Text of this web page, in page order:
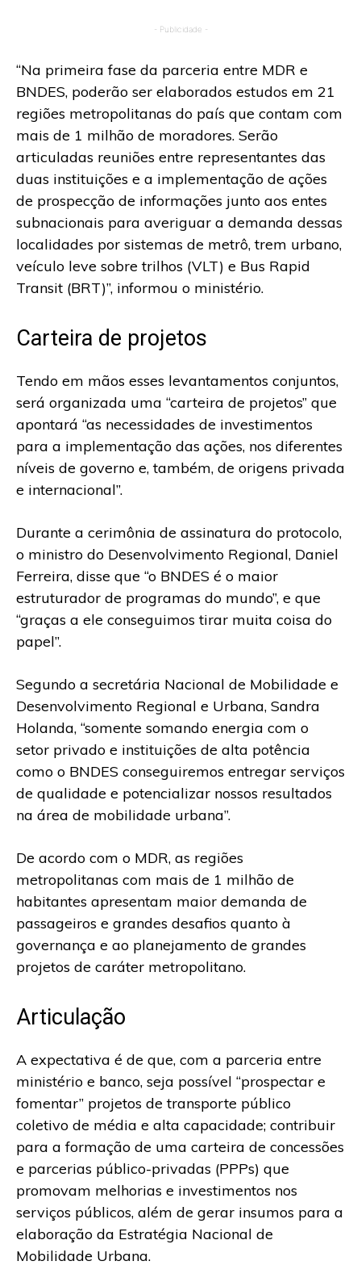
- Publicidade -
“Na primeira fase da parceria entre MDR e
BNDES, poderão ser elaborados estudos em 21
regiões metropolitanas do país que contam com
mais de 1 milhão de moradores. Serão
articuladas reuniões entre representantes das
duas instituições e a implementação de ações
de prospecção de informações junto aos entes
subnacionais para averiguar a demanda dessas
localidades por sistemas de metrô, trem urbano,
veículo leve sobre trilhos (VLT) e Bus Rapid
Transit (BRT)”, informou o ministério.
Carteira de projetos
Tendo em mãos esses levantamentos conjuntos,
será organizada uma “carteira de projetos” que
apontará “as necessidades de investimentos
para a implementação das ações, nos diferentes
níveis de governo e, também, de origens privada
e internacional”.
Durante a cerimônia de assinatura do protocolo,
o ministro do Desenvolvimento Regional, Daniel
Ferreira, disse que “o BNDES é o maior
estruturador de programas do mundo”, e que
“graças a ele conseguimos tirar muita coisa do
papel”.
Segundo a secretária Nacional de Mobilidade e
Desenvolvimento Regional e Urbana, Sandra
Holanda, “somente somando energia com o
setor privado e instituições de alta potência
como o BNDES conseguiremos entregar serviços
de qualidade e potencializar nossos resultados
na área de mobilidade urbana”.
De acordo com o MDR, as regiões
metropolitanas com mais de 1 milhão de
habitantes apresentam maior demanda de
passageiros e grandes desafios quanto à
governança e ao planejamento de grandes
projetos de caráter metropolitano.
Articulação
A expectativa é de que, com a parceria entre
ministério e banco, seja possível “prospectar e
fomentar” projetos de transporte público
coletivo de média e alta capacidade; contribuir
para a formação de uma carteira de concessões
e parcerias público-privadas (PPPs) que
promovam melhorias e investimentos nos
serviços públicos, além de gerar insumos para a
elaboração da Estratégia Nacional de
Mobilidade Urbana.